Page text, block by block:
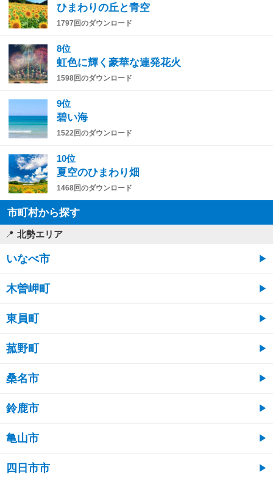
ひまわりの丘と青空
1797回のダウンロード
8位
虹色に輝く豪華な連発花火
1598回のダウンロード
9位
碧い海
1522回のダウンロード
10位
夏空のひまわり畑
1468回のダウンロード
市町村から探す
北勢エリア
いなべ市
木曽岬町
東員町
菰野町
桑名市
鈴鹿市
亀山市
四日市市